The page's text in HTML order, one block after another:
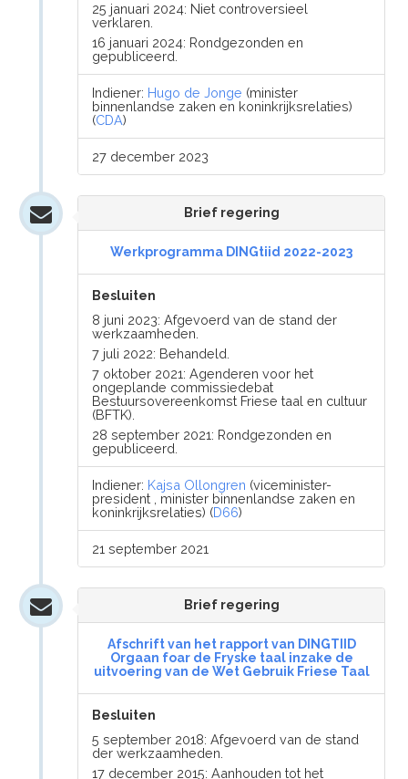
25 januari 2024: Niet controversieel
verklaren.
16 januari 2024: Rondgezonden en
gepubliceerd.
Indiener: Hugo de Jonge (minister
binnenlandse zaken en koninkrijksrelaties)
(CDA)
27 december 2023
Brief regering
Werkprogramma DINGtiid 2022-2023
Besluiten
8 juni 2023: Afgevoerd van de stand der
werkzaamheden.
7 juli 2022: Behandeld.
7 oktober 2021: Agenderen voor het
ongeplande commissiedebat
Bestuursovereenkomst Friese taal en cultuur
(BFTK).
28 september 2021: Rondgezonden en
gepubliceerd.
Indiener: Kajsa Ollongren (viceminister-
president , minister binnenlandse zaken en
koninkrijksrelaties) (D66)
21 september 2021
Brief regering
Afschrift van het rapport van DINGTIID
Orgaan foar de Fryske taal inzake de
uitvoering van de Wet Gebruik Friese Taal
Besluiten
5 september 2018: Afgevoerd van de stand
der werkzaamheden.
17 december 2015: Aanhouden tot het